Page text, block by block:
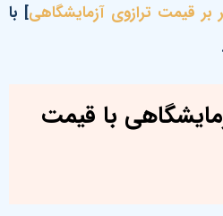
بر قیمت ترازوی آزمایشگاهی] با
با قیمت